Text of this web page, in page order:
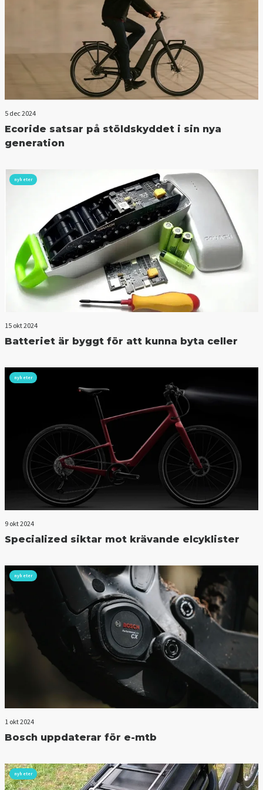
5 dec 2024
Ecoride satsar på stöldskyddet i sin nya
generation
nyheter
15 okt 2024
Batteriet är byggt för att kunna byta celler
nyheter
9 okt 2024
Specialized siktar mot krävande elcyklister
nyheter
1 okt 2024
Bosch uppdaterar för e-mtb
nyheter